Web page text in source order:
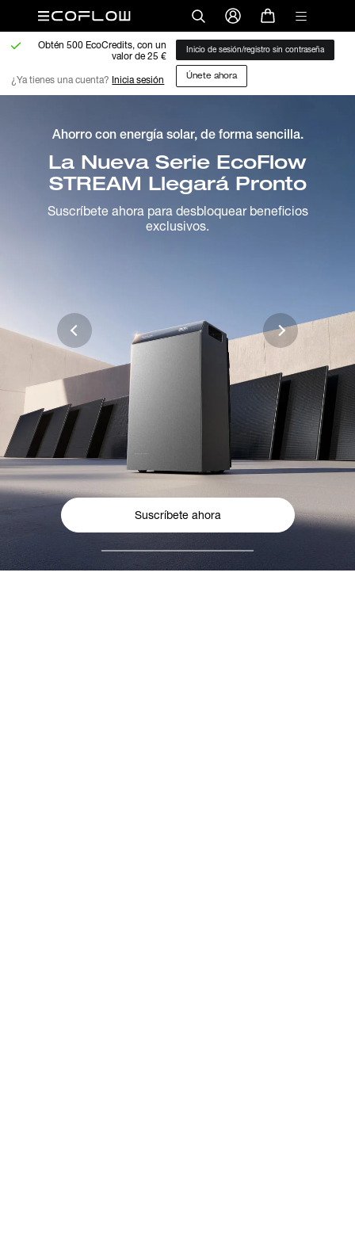
Obtén 500 EcoCredits, con un
valor de 25 €
Inicio de sesión/registro sin contraseña
Únete ahora
¿Ya tienes una cuenta? Inicia sesión
Ahorro con energía solar, de forma sencilla.
La Nueva Serie EcoFlow
STREAM Llegará Pronto
Suscríbete ahora para desbloquear beneficios
exclusivos.
Suscríbete ahora